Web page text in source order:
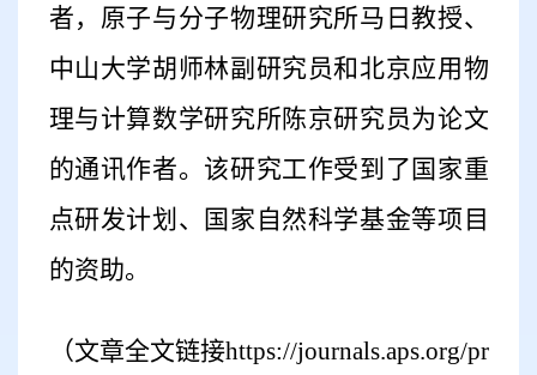
者，原子与分子物理研究所马日教授、
中山大学胡师林副研究员和北京应用物
理与计算数学研究所陈京研究员为论文
的通讯作者。该研究工作受到了国家重
点研发计划、国家自然科学基金等项目
的资助。
（文章全文链接https://journals.aps.org/pr